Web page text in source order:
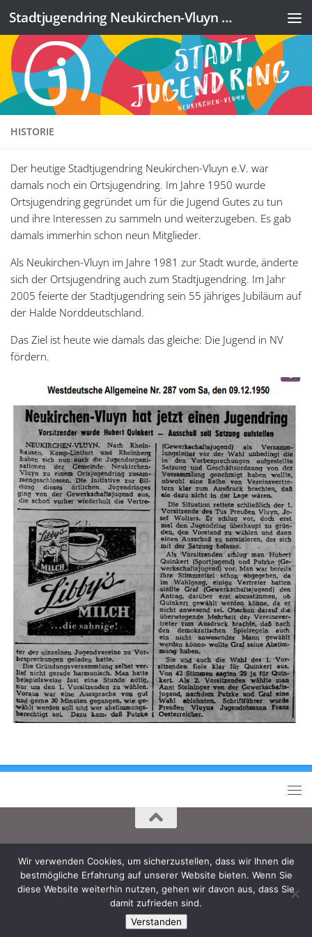
Zum Inhalt springen Stadtjugendring Neukirchen-Vluyn e.V.
HISTORIE
Der heutige Stadtjugendring Neukirchen-Vluyn e.V. war
damals noch ein Ortsjugendring. Im Jahre 1950 wurde
Ortsjugendring gegründet um für die Jugend Gutes zu tun
und ihre Interessen zu sammeln und weiterzugeben. Es gab
damals immerhin schon neun Mitglieder.
Als Neukirchen-Vluyn im Jahre 1981 zur Stadt wurde, änderte
sich der Ortsjugendring auch zum Stadtjugendring. Im Jahr
2005 feierte der Stadtjugendring sein 55 jähriges Jubiläum auf
der Halde Norddeutschland.
Das Ziel ist heute wie damals das gleiche: Die Jugend in NV
fördern.
Stadtjugendring Neukirchen-Vluyn e.V. © 2025
Wir verwenden Cookies, um sicherzustellen, dass wir Ihnen die
bestmögliche Erfahrung auf unserer Website bieten. Wenn Sie
diese Website weiterhin nutzen, gehen wir davon aus, dass Sie
damit zufrieden sind.
Verstanden